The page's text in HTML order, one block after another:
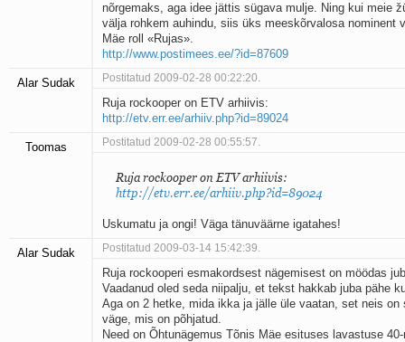
nõrgemaks, aga idee jättis sügava mulje. Ning kui meie
välja rohkem auhindu, siis üks mees­kõrvalosa nominent
Mäe roll «Rujas».
http://www.postimees.ee/?id=87609
Alar Sudak Postitatud 2009-02-28 00:22:20.
Ruja rockooper on ETV arhiivis:
http://etv.err.ee/arhiiv.php?id=89024
Toomas Postitatud 2009-02-28 00:55:57.
Ruja rockooper on ETV arhiivis:
http://etv.err.ee/arhiiv.php?id=89024
Uskumatu ja ongi! Väga tänuväärne igatahes!
Alar Sudak Postitatud 2009-03-14 15:42:39.
Ruja rockooperi esmakordsest nägemisest on möödas
Vaadanud oled seda niipalju, et tekst hakkab juba pähe
Aga on 2 hetke, mida ikka ja jälle üle vaatan, set neis on
väge, mis on põhjatud.
Need on Õhtunägemus Tõnis Mäe esituses lavastuse